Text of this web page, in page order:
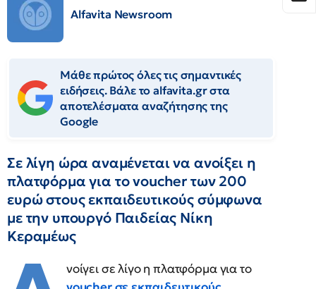
Alfavita Newsroom
Μάθε πρώτος όλες τις σημαντικές
ειδήσεις. Βάλε το alfavita.gr στα
αποτελέσματα αναζήτησης της
Google
Σε λίγη ώρα αναμένεται να ανοίξει η
πλατφόρμα για το voucher των 200
ευρώ στους εκπαιδευτικούς σύμφωνα
με την υπουργό Παιδείας Νίκη
Κεραμέως
νοίγει σε λίγο η πλατφόρμα για το